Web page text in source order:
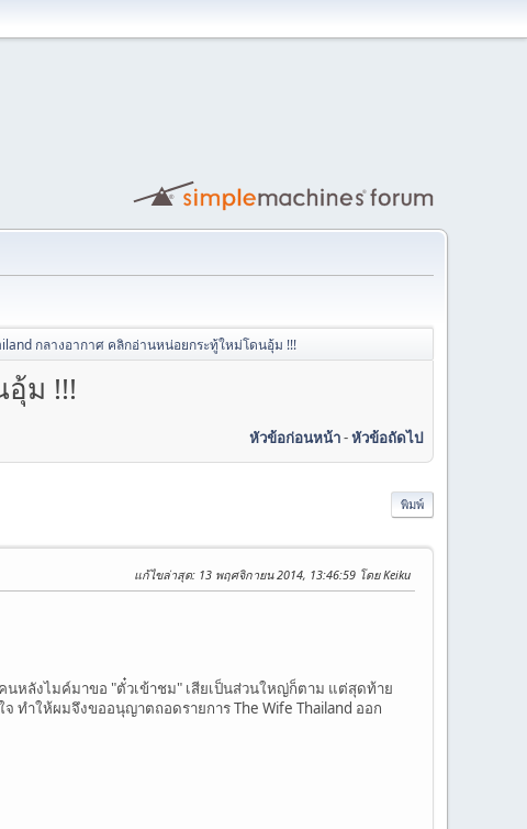
กลางอากาศ คลิกอ่านหน่อยกระทู้ใหม่โดนอุ้ม !!!
ม !!!
หัวข้อก่อนหน้า-หัวข้อถัดไป
พิมพ์
แก้ไขล่าสุด: 13 พฤศจิกายน 2014, 13:46:59 โดย Keiku
หลังไมค์มาขอ "ตั๋วเข้าชม" เสียเป็นส่วนใหญ่ก็ตาม แต่สุดท้าย
ทำให้ผมจึงขออนุญาตถอดรายการ The Wife Thailand ออก